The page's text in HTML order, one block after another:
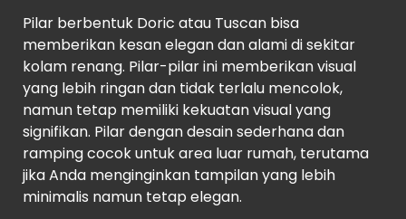
Pilar berbentuk Doric atau Tuscan bisa
memberikan kesan elegan dan alami di sekitar
kolam renang. Pilar-pilar ini memberikan visual
yang lebih ringan dan tidak terlalu mencolok,
namun tetap memiliki kekuatan visual yang
signifikan. Pilar dengan desain sederhana dan
ramping cocok untuk area luar rumah, terutama
jika Anda menginginkan tampilan yang lebih
minimalis namun tetap elegan.